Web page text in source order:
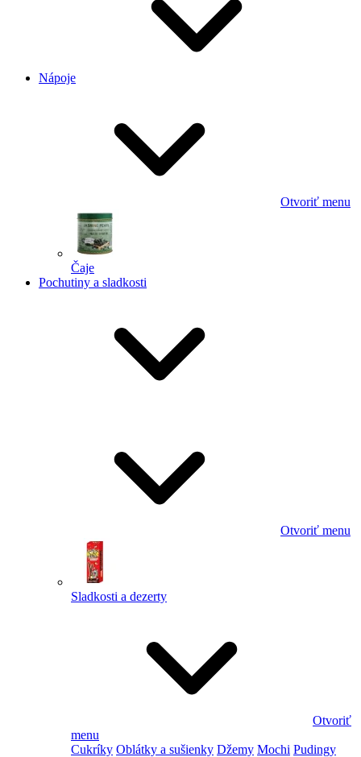
Nápoje
Otvoriť menu
Čaje
Pochutiny a sladkosti
Otvoriť menu
Sladkosti a dezerty
Otvoriť
menu
Cukríky Oblátky a sušienky Džemy Mochi Pudingy